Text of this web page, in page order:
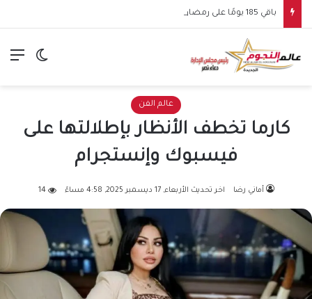
الوضع
عالم الفن
كارما تخطف الأنظار بإطلالتها على
فيسبوك وإنستجرام
أماني رضا اخر تحديث الأربعاء, 17 ديسمبر 2025, 4:58 مساءً 14